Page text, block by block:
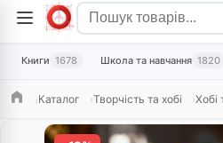
Книги 1678 Школа та навчання 1820
ГоловнаКаталог Творчість та хобі Хобі